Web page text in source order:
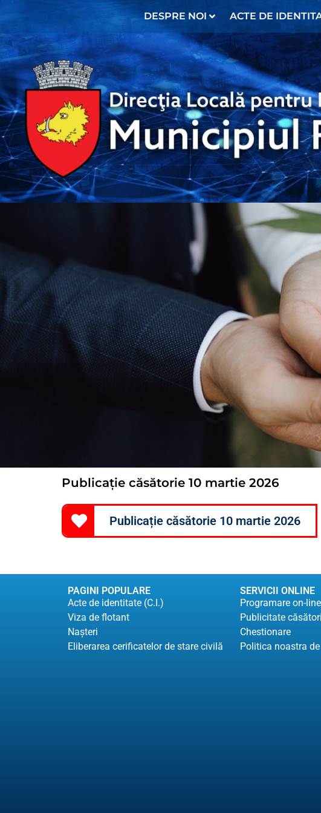
DESPRE NOI ACTE DE
Publicație căsătorie 10 martie 2026
Publicație căsătorie 10 martie 2026
PAGINI POPULARE
Acte de identitate (C.I.)
Viza de flotant
Naşteri
Eliberarea cerificatelor de stare civilă
SERVICII ONLINE
Programare on-
Publicitate
Chestionare
Politica noastra